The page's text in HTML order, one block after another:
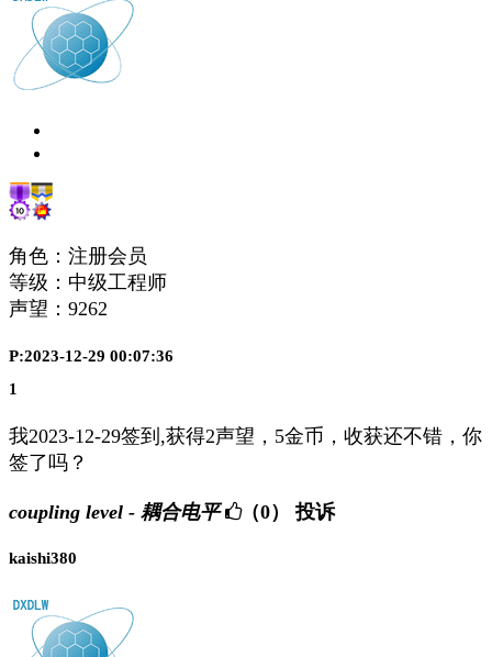
角色：注册会员
等级：中级工程师
声望： 9262
P:2023-12-29 00:07:36
1
我2023-12-29签到,获得2声望，5金币，收获还不错，你
签了吗？
coupling level - 耦合电平 （0） 投诉
kaishi380